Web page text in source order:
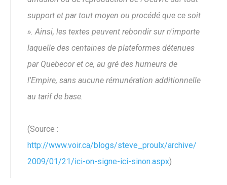
support et par tout moyen ou procédé que ce soit
». Ainsi, les textes peuvent rebondir sur n'importe
laquelle des centaines de plateformes détenues
par Quebecor et ce, au gré des humeurs de
l'Empire, sans aucune rémunération additionnelle
au tarif de base.
(Source :
http://www.voir.ca/blogs/steve_proulx/archive/
2009/01/21/ici-on-signe-ici-sinon.aspx)